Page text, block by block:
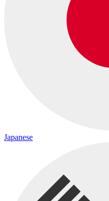
Japanese